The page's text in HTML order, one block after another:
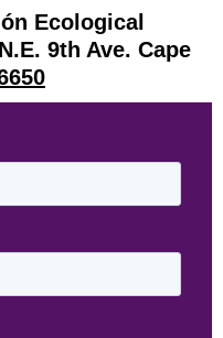
Ecological
9th Ave. Cape